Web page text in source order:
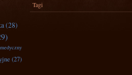
(28)
(27)
Tagi